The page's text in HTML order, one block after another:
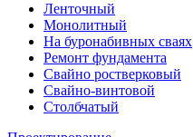
Ленточный
Монолитный
На буронабивных сваях
Ремонт фундамента
Свайно ростверковый
Свайно-винтовой
Столбчатый